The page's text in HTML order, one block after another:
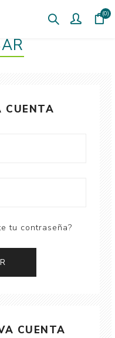
(0)
CUENTA
tu contraseña?
CUENTA